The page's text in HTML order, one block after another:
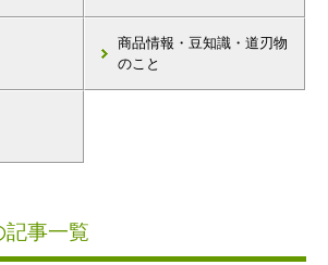
商品情報・豆知識・道刃物
のこと
記事一覧